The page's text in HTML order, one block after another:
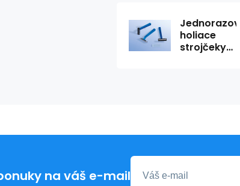
Jednorazové
holiace
strojčeky
na váš e-mail